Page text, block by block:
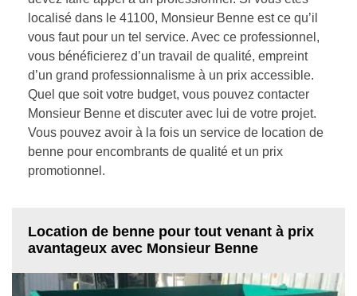
localisé dans le 41100, Monsieur Benne est ce qu’il
vous faut pour un tel service. Avec ce professionnel,
vous bénéficierez d’un travail de qualité, empreint
d’un grand professionnalisme à un prix accessible.
Quel que soit votre budget, vous pouvez contacter
Monsieur Benne et discuter avec lui de votre projet.
Vous pouvez avoir à la fois un service de location de
benne pour encombrants de qualité et un prix
promotionnel.
Location de benne pour tout venant à prix
avantageux avec Monsieur Benne